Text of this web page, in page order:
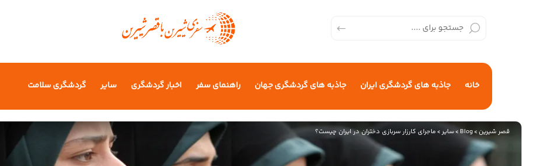
خانه جاذبه های گردشگری ایران جاذبه های گردشگری جهان راهنمای سفر اخبار گردشگری سایر گردشگری سلامت
قصر شیرین>
Blog
>سایر >ماجرای کارزار سربازی دختران در ایران چیست؟